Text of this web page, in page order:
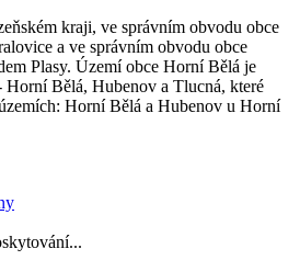
kraji, ve správním obvodu obce
a ve správním obvodu obce
Plasy. Území obce Horní Bělá je
Horní Bělá, Hubenov a Tlucná, které
Horní Bělá a Hubenov u Horní